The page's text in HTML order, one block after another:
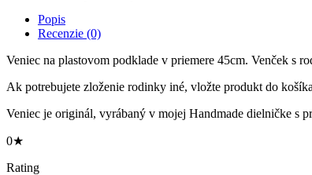
Popis
Recenzie (0)
Veniec na plastovom podklade v priemere 45cm. Venček s
Ak potrebujete zloženie rodinky iné, vložte produkt do
Veniec je originál, vyrábaný v mojej Handmade dielničke s
0★
Rating